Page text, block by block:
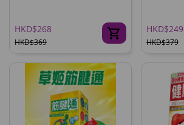
HKD$268
HKD$369
HKD$249
HKD$379